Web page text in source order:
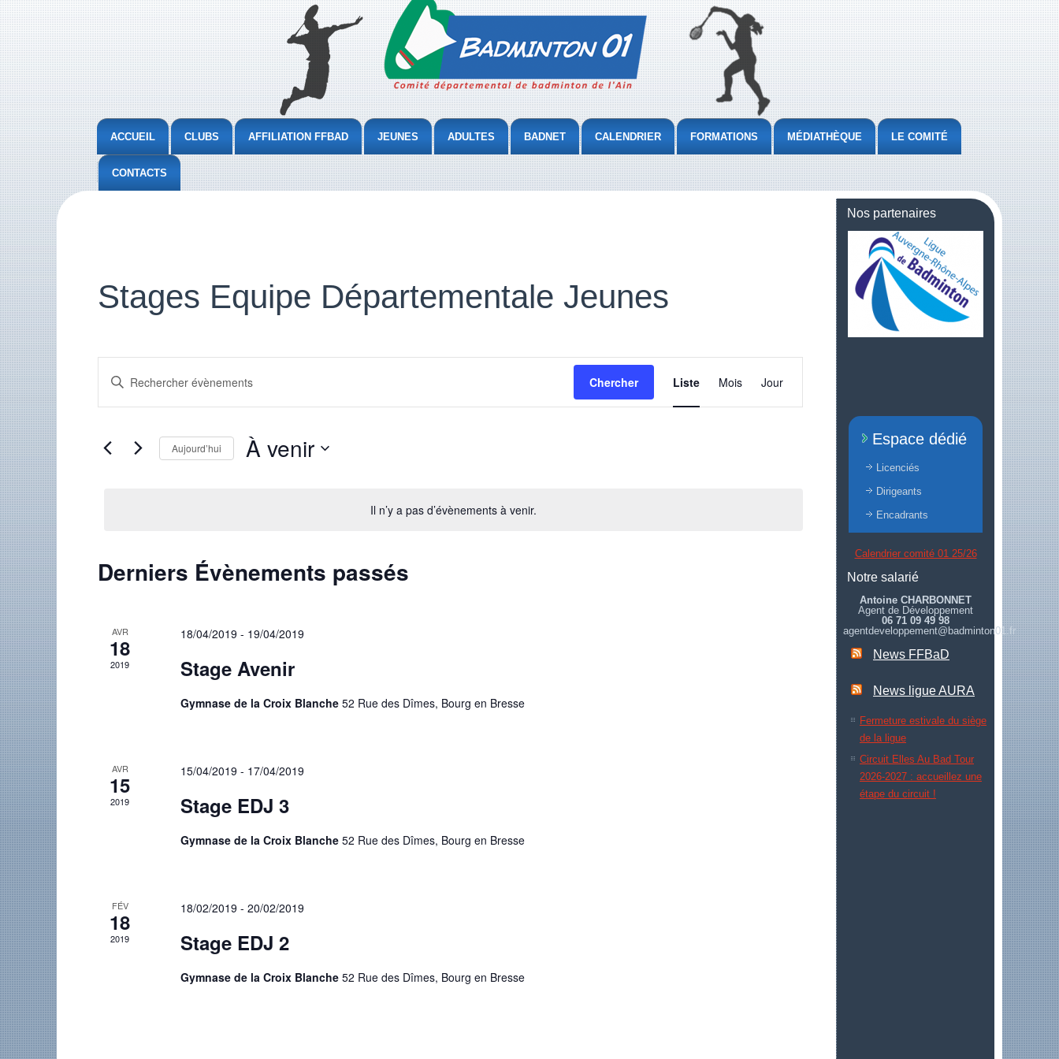
ACCUEIL CLUBS AFFILIATION FFBAD JEUNES ADULTES BADNET CALENDRIER FORMATIONS MÉDIATHÈQUE LE COMITÉ
CONTACTS
Stages Equipe Départementale Jeunes
Il n’y a pas d’évènements à venir.
vues
Évènements
mot-
Rechercher
mot-
clé.
Chercher
de
vues
Évènement
Liste Mois Jour
Aujourd’hui À venir
Derniers Évènements passés
AVR
18
2019
18/04/2019 - 19/04/2019
Stage Avenir
Gymnase de la Croix Blanche 52 Rue des Dîmes, Bourg en Bresse
AVR
15
2019
15/04/2019 - 17/04/2019
Stage EDJ 3
Gymnase de la Croix Blanche 52 Rue des Dîmes, Bourg en Bresse
FÉV
18
2019
18/02/2019 - 20/02/2019
Stage EDJ 2
Gymnase de la Croix Blanche 52 Rue des Dîmes, Bourg en Bresse
Nos partenaires
Espace dédié
Licenciés
Dirigeants
Encadrants
Calendrier comité 01 25/26
Notre salarié
Antoine CHARBONNET
Agent de Développement
06 71 09 49 98
agentdeveloppement@badminton01.fr
News FFBaD
News ligue AURA
Fermeture estivale du siège
de la ligue
Circuit Elles Au Bad Tour
2026-2027 : accueillez une
étape du circuit !